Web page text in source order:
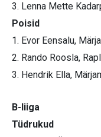
3. Lenna Mette
Poisid
1. Evor Eensalu,
2. Rando Roosla,
3. Hendrik Ella,
B-liiga
Tüdrukud